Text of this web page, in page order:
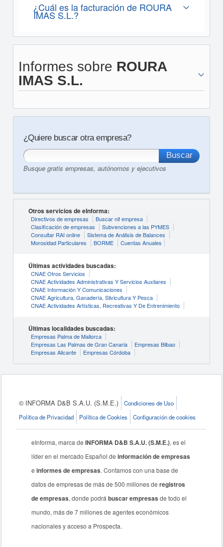
¿Cuál es la facturación de ROURA
IMAS S.L.?
Informes sobre ROURA
IMAS S.L.
¿Quiere buscar otra empresa?
Busque gratis empresas, autónomos y ejecutivos
Otros servicios de eInforma:
Directivos de empresas
Buscar nif empresa
Clasificación de empresas
Subvenciones a las PYMES
Consultar RAI online
Sistema de Análisis de Balances
Morosidad Particulares
BORME Cuentas Anuales
Últimas actividades buscadas:
CNAE Otros Servicios
CNAE Actividades Administrativas Y Servicios Auxliares
CNAE Información Y Comunicaciones
CNAE Agricultura, Ganadería, Silvicultura Y Pesca
CNAE Actividades Artísticas, Recreativas Y De Entrenimiento
Últimas localidades buscadas:
Empresas Palma de Mallorca
Empresas Las Palmas de Gran Canaria
Empresas Bilbao
Empresas Alicante
Empresas Córdoba
© INFORMA D&B S.A.U. (S.M.E.)
Condiciones de Uso
Política de Privacidad
Política de Cookies Configuración de cookies
eInforma, marca deINFORMA D&B S.A.U. (S.M.E.), es el
líder en el mercado Español deinformación de empresas
einformes de empresas. Contamos con una base de
datos de empresas de más de 500 millones deregistros
de empresas, donde podrábuscar empresas de todo el
mundo, más de 7 millones de agentes económicos
nacionales y acceso a Prospecta.